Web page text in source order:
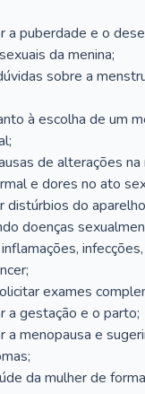
a puberdade e o
da menina;
sobre a
à escolha de um
de alterações na
e dores no ato
distúrbios do
doenças
exames
a gestação e o parto;
a menopausa e
da mulher de